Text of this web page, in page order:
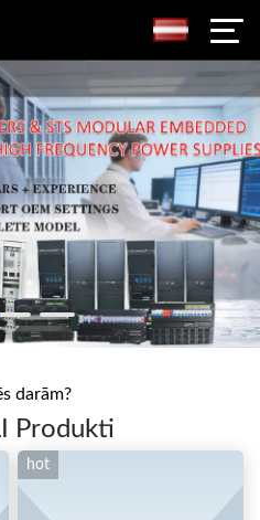
darām?
Produkti
hot